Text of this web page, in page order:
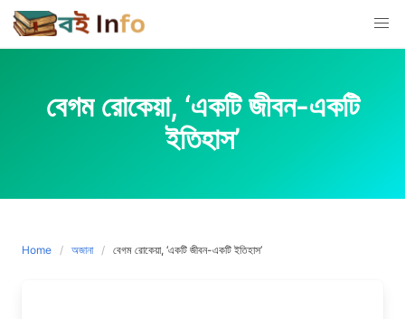
Skip
to
content
বেগম রোকেয়া, ‘একটি জীবন-একটি
ইতিহাস’
Home অজানা বেগম রোকেয়া, ‘একটি জীবন-একটি ইতিহাস’